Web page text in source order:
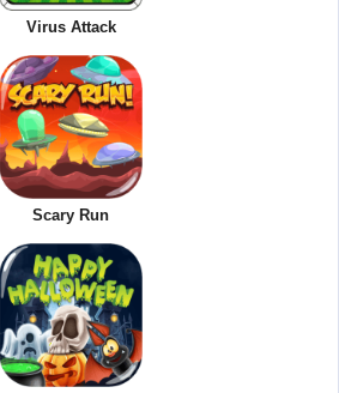
Virus Attack
Scary Run